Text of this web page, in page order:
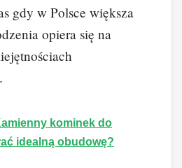
gdy w Polsce większa
opiera się na
kominek do
idealną obudowę?